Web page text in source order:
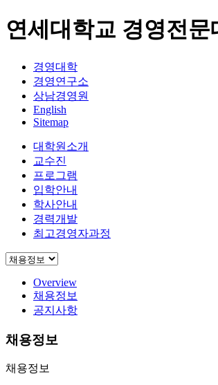
연세대학교 경영전문
경영대학
경영연구소
상남경영원
English
Sitemap
대학원소개
교수진
프로그램
입학안내
학사안내
경력개발
최고경영자과정
Overview
채용정보
공지사항
채용정보
채용정보